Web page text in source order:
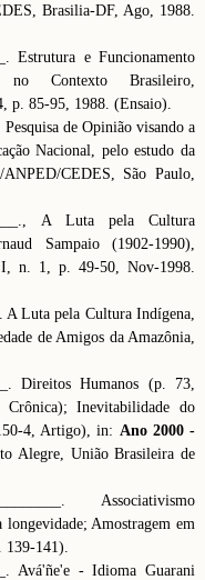
Brasilia-DF, Ago, 1988.
Estrutura e Funcionamento
Contexto Brasileiro,
p. 85-95, 1988. (Ensaio).
de Opinião visando a
Nacional, pelo estudo da
CEDES, São Paulo,
A Luta pela Cultura
Sampaio (1902-1990),
n. 1, p. 49-50, Nov-1998.
A Luta pela Cultura Indígena,
de Amigos da Amazônia,
Direitos Humanos (p. 73,
Inevitabilidade do
4, Artigo), in: Ano 2000 -
Alegre, União Brasileira de
Associativismo
longevidade; Amostragem em
139-141).
Avá'ñe'e - Idioma Guarani